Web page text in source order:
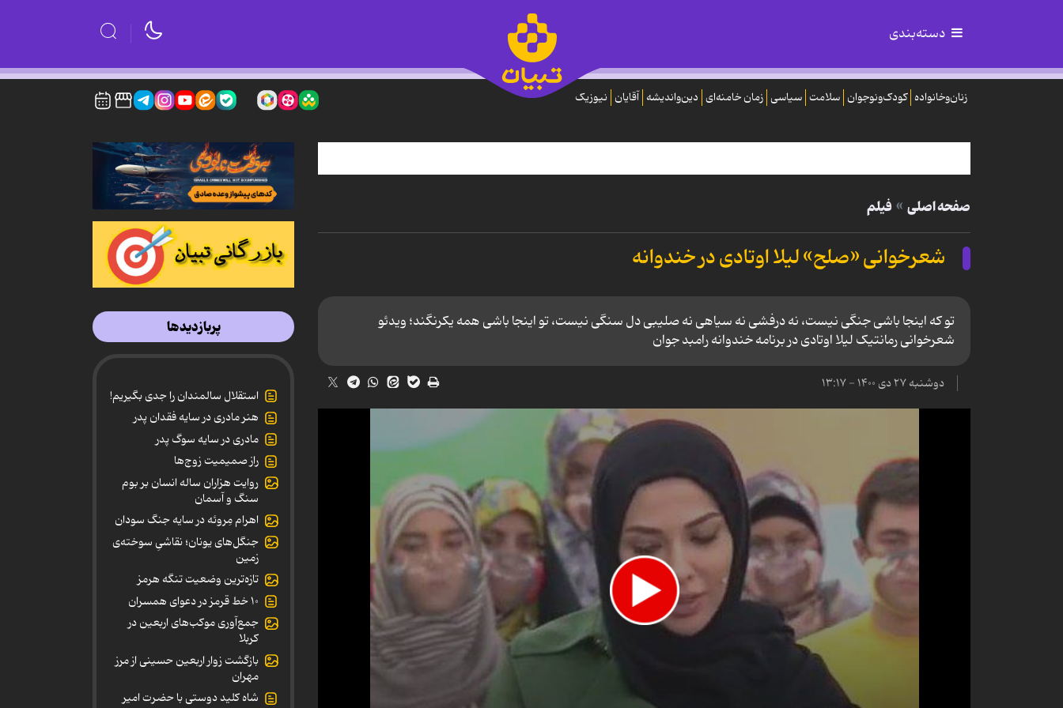
دسته‌بندی
زنان‌وخانواده کودک‌ونوجوان سلامت سیاسی زمان خامنه‌ای دین‌واندیشه آقایان نیوزیک
صفحه اصلی فیلم
شعرخوانی «صلح» لیلا اوتادی در خندوانه
تو که اینجا باشی جنگی نیست، نه درفشی نه سیاهی نه صلیبی دل سنگی نیست، تو اینجا باشی همه یکرنگند؛ ویدئو
شعرخوانی رمانتیک لیلا اوتادی در برنامه خندوانه رامبد جوان
دوشنبه ۲۷ دی ۱۴۰۰ - ۱۳:۱۷
پربازدیدها
استقلال سالمندان را جدی بگیریم!
هنر مادری در سایه‌ فقدان پدر
مادری در سایه سوگ پدر
راز صمیمیت زوج‌ها
روایت هزاران ساله انسان بر بوم
سنگ و آسمان
اهرام مِروئه در سایه جنگ سودان
جنگل‌های یونان؛ نقاشیِ سوخته‌ی
زمین
تازه‌ترین وضعیت تنگه هرمز
۱۰ خط قرمز در دعوای همسران
جمع‌آوری موکب‌های اربعین در
کربلا
بازگشت زوار اربعین حسینی از مرز
مهران
شاه کلید دوستی با حضرت امیر